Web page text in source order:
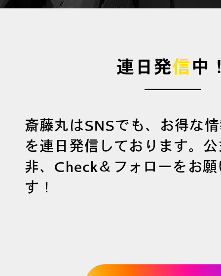
連日発信中
斎藤丸はSNSでも、お得な
を連日発信しております。
非、Check＆フォローをお
す！